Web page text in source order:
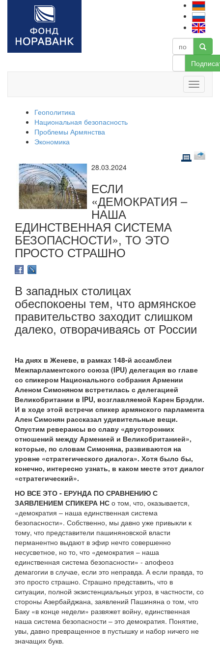
Геополитика
Национальная безопасность
Проблемы Армянства
Экономика
28.03.2024
ЕСЛИ
«ДЕМОКРАТИЯ –
НАША
ЕДИНСТВЕННАЯ СИСТЕМА
БЕЗОПАСНОСТИ», ТО ЭТО
ПРОСТО СТРАШНО
В западных столицах
обеспокоены тем, что армянское
правительство заходит слишком
далеко, отворачиваясь от России
На днях в Женеве, в рамках 148-й ассамблеи
Межпарламентского союза (IPU) делегация во главе
со спикером Национального собрания Армении
Аленом Симоняном встретилась с делегацией
Великобритании в IPU, возглавляемой Карен Брэдли.
И в ходе этой встречи спикер армянского парламента
Ален Симонян рассказал удивительные вещи.
Опустим реверансы во славу «двусторонних
отношений между Арменией и Великобританией»,
которые, по словам Симоняна, развиваются на
уровне «стратегического диалога». Хотя было бы,
конечно, интересно узнать, в каком месте этот диалог
«стратегический».
НО ВСЕ ЭТО - ЕРУНДА ПО СРАВНЕНИЮ С
ЗАЯВЛЕНИЕМ СПИКЕРА НС о том, что, оказывается,
«демократия – наша единственная система
безопасности». Собственно, мы давно уже привыкли к
тому, что представители пашиняновской власти
перманентно выдают в эфир нечто совершенно
несусветное, но то, что «демократия – наша
единственная система безопасности» - апофеоз
демагогии в случае, если это неправда. А если правда, то
это просто страшно. Страшно представить, что в
ситуации, полной экзистенциальных угроз, в частности, со
стороны Азербайджана, заявлений Пашиняна о том, что
Баку «в конце недели» развяжет войну, единственная
наша система безопасности – это демократия. Понятие,
увы, давно превращенное в пустышку и набор ничего не
значащих букв.